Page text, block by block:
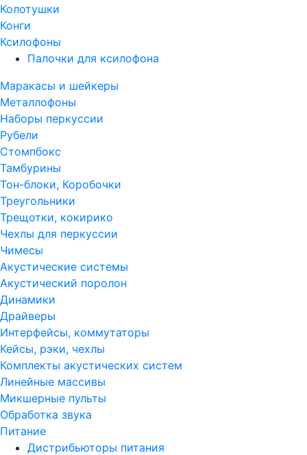
Колотушки
Конги
Ксилофоны
Палочки для ксилофона
Маракасы и шейкеры
Металлофоны
Наборы перкуссии
Рубели
Стомпбокс
Тамбурины
Тон-блоки, Коробочки
Треугольники
Трещотки, кокирико
Чехлы для перкуссии
Чимесы
Акустические системы
Акустический поролон
Динамики
Драйверы
Интерфейсы, коммутаторы
Кейсы, рэки, чехлы
Комплекты акустических систем
Линейные массивы
Микшерные пульты
Обработка звука
Питание
Дистрибьюторы питания